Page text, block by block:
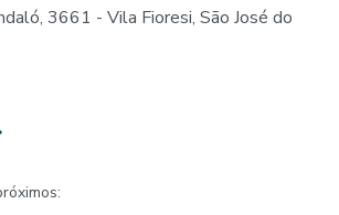
3661 - Vila Fioresi, São José do